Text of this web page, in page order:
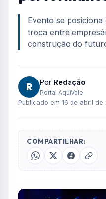
Home/Geral/
São José recebe evento
alta performance
GERAL
São José
focado em
liderança de
performance
troca entre